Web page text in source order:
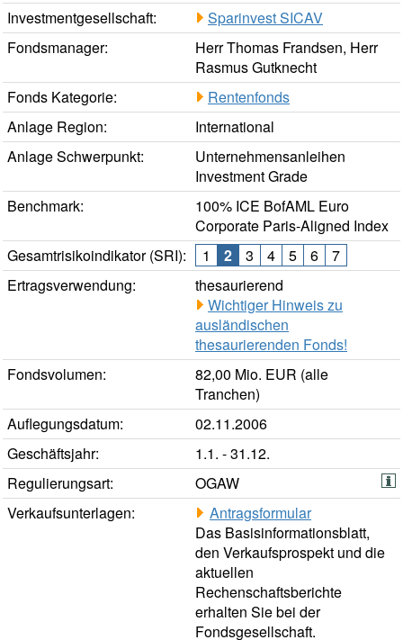
Investmentgesellschaft:
Sparinvest SICAV
Fondsmanager:
Herr Thomas Frandsen, Herr
Rasmus Gutknecht
Fonds Kategorie:
Rentenfonds
Anlage Region:
International
Anlage Schwerpunkt:
Unternehmensanleihen
Investment Grade
Benchmark:
100% ICE BofAML Euro
Corporate Paris-Aligned Index
Gesamtrisikoindikator (SRI):
1 2 3 4 5 6
7
Ertragsverwendung:
thesaurierend
Wichtiger Hinweis zu
ausländischen
thesaurierenden Fonds!
Fondsvolumen:
82,00 Mio. EUR (alle
Tranchen)
Auflegungsdatum:
02.11.2006
Geschäftsjahr:
1.1. - 31.12.
Regulierungsart:
OGAW
Verkaufsunterlagen:
Antragsformular
Das Basisinformationsblatt,
den Verkaufsprospekt und die
aktuellen
Rechenschaftsberichte
erhalten Sie bei der
Fondsgesellschaft.